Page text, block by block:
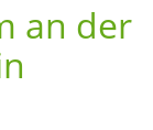
an der